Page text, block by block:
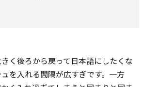
く後ろから戻って日本語にしたくな
を入れる間隔が広すぎです。一方